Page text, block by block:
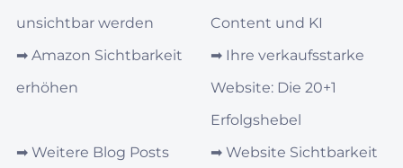
unsichtbar werden
➡︎ Amazon Sichtbarkeit
erhöhen
➡︎ Weitere Blog Posts
Content und KI
➡︎ Ihre verkaufsstarke
Website: Die 20+1
Erfolgshebel
➡︎ Website Sichtbarkeit